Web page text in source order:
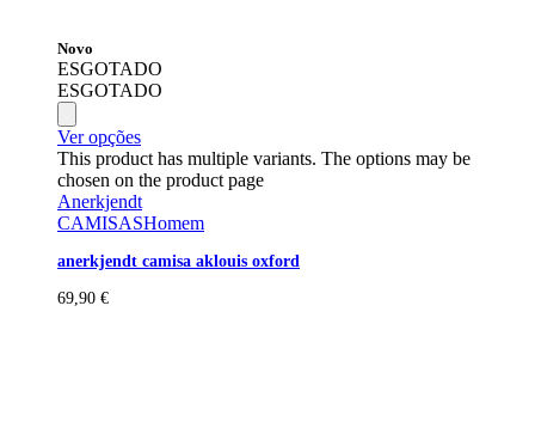
Novo
ESGOTADO
ESGOTADO
Ver opções
This product has multiple variants. The options may be
chosen on the product page
Anerkjendt
CAMISASHomem
anerkjendt camisa aklouis oxford
69,90 €